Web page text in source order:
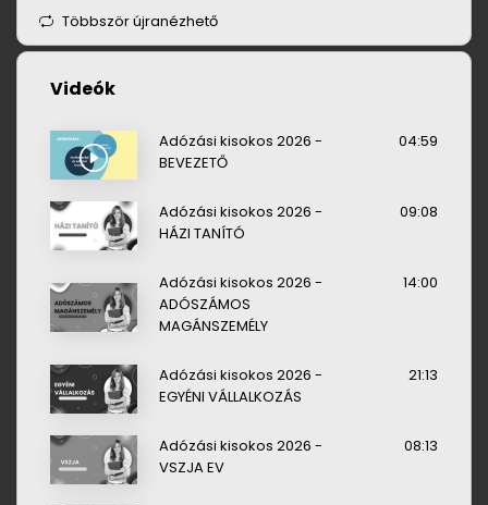
Többször újranézhető
Videók
Adózási kisokos 2026 -
BEVEZETŐ
04:59
Adózási kisokos 2026 -
HÁZI TANÍTÓ
09:08
Adózási kisokos 2026 -
ADÓSZÁMOS
MAGÁNSZEMÉLY
14:00
Adózási kisokos 2026 -
EGYÉNI VÁLLALKOZÁS
21:13
Adózási kisokos 2026 -
VSZJA EV
08:13